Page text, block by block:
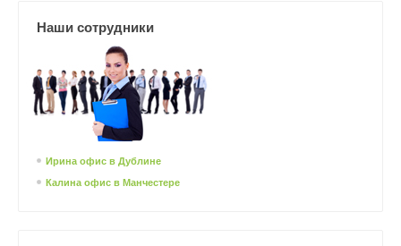
Наши сотрудники
Ирина офис в Дублине
Калина офис в Манчестере